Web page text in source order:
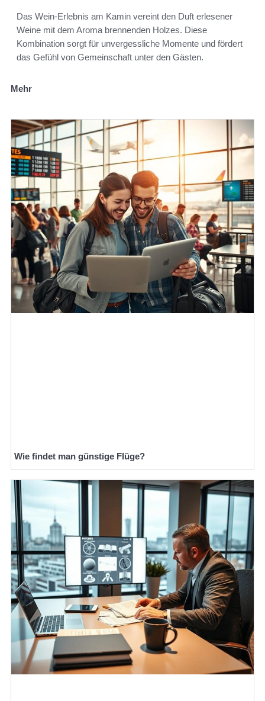
Das Wein-Erlebnis am Kamin vereint den Duft erlesener
Weine mit dem Aroma brennenden Holzes. Diese
Kombination sorgt für unvergessliche Momente und fördert
das Gefühl von Gemeinschaft unter den Gästen.
Mehr
Wie findet man günstige Flüge?